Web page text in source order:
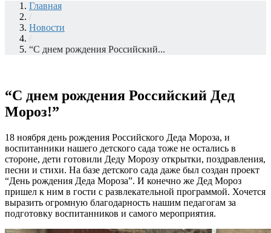
Главная
/
Новости
/
“С днем рождения Российский...
“С днем рождения Российский Дед
Мороз!”
18 ноября день рождения Российского Деда Мороза, и
воспитанники нашего детского сада тоже не остались в
стороне, дети готовили Деду Морозу открытки, поздравления,
песни и стихи. На базе детского сада даже был создан проект
“День рождения Деда Мороза”. И конечно же Дед Мороз
пришел к ним в гости с развлекательной программой. Хочется
выразить огромную благодарность нашим педагогам за
подготовку воспитанников и самого мероприятия.